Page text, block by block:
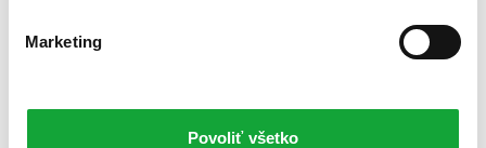
Marketing
Povoliť všetko